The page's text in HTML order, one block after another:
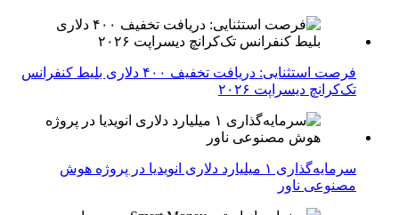
فرصت استثنایی: دریافت تخفیف ۴۰۰ دلاری بلیط کنفرانس
تک‌کرانچ دیسراپت ۲۰۲۶
سرمایه‌گذاری ۱ میلیارد دلاری انویدیا در پروژه هوش
مصنوعی ناور